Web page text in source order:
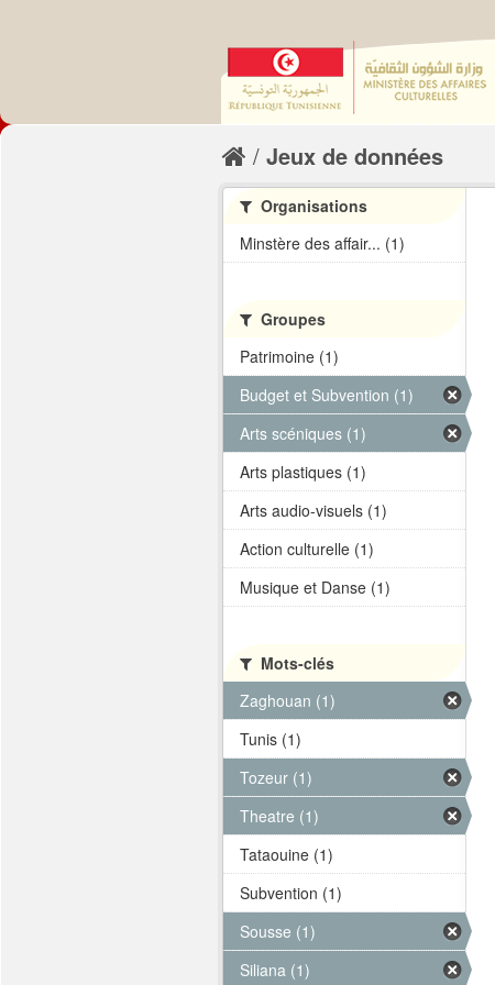
Jeux de données
Organisations
Minstère des affair... (1)
Groupes
Patrimoine (1)
Budget et Subvention (1)
Arts scéniques (1)
Arts plastiques (1)
Arts audio-visuels (1)
Action culturelle (1)
Musique et Danse (1)
Mots-clés
Zaghouan (1)
Tunis (1)
Tozeur (1)
Theatre (1)
Tataouine (1)
Subvention (1)
Sousse (1)
Siliana (1)